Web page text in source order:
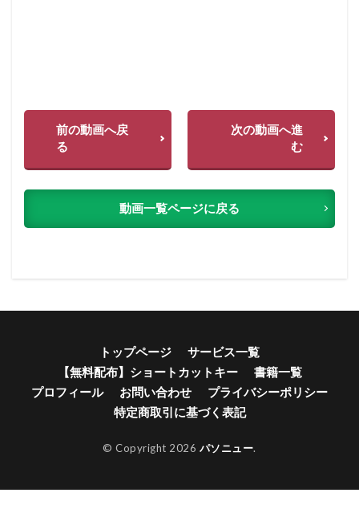
前の動画へ戻
る
次の動画へ進
む
動画一覧ページに戻る
トップページ
サービス一覧
【無料配布】ショートカットキー
書籍一覧
プロフィール
お問い合わせ
プライバシーポリシー
特定商取引に基づく表記
© Copyright 2026 パソニュー.